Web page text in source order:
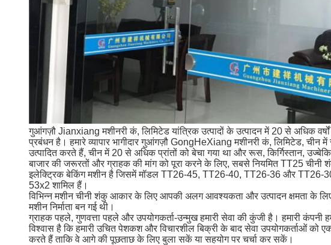
गुआंगज़ौ Jianxiang मशीनरी कं, लिमिटेड यांत्रिक उत्पादों के उत्पादन में 20 से अधिक
प्रबंधन है। हमारे व्यापार भागीदार गुआंगज़ौ GongHeXiang मशीनरी कं, लिमिटेड, चीन में
उत्पादित करते हैं, चीन में 20 से अधिक प्रांतों को बेचा गया था और रूस, किर्गिस्तान,
बाजार की जरूरतों और ग्राहक की मांग को पूरा करने के लिए, सबसे नियमित TT25
इलेक्ट्रिक बेकिंग मशीन है जिसमें मॉडल TT26-45, TT26-40, TT26-36 और TT26-
53x2 शामिल हैं।
विभिन्न मशीन चीनी शंकु आकार के लिए आपकी अलग आवश्यकता और उत्पादन क्षमता के
मशीन निर्माता बन गई थी।
ग्राहक पहले, गुणवत्ता पहले और उपयोगकर्ता-उन्मुख हमारी सेवा की कुंजी है। हमारी कंपनी
विश्वास है कि हमारी उचित पेशकश और विचारशील बिक्री के बाद सेवा उपयोगकर्ताओं
करते हैं ताकि वे आगे की पूछताछ के लिए बुला सकें या सहयोग पर चर्चा कर सकें।